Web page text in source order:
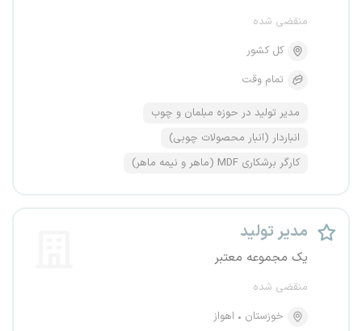
منقضی شده
کل کشور
تمام وقت
مدیر تولید در حوزه مبلمان و چوب
انباردار (انبار محصولات چوبی)
کارگر برشکاری MDF (ماهر و نیمه ماهر)
مدیر تولید
یک مجموعه معتبر
منقضی شده
خوزستان
اهواز